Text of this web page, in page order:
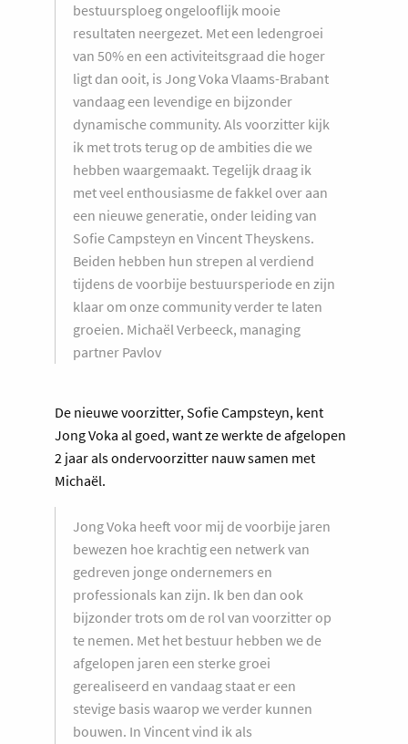
bestuursploeg ongelooflijk mooie
resultaten neergezet. Met een ledengroei
van 50% en een activiteitsgraad die hoger
ligt dan ooit, is Jong Voka Vlaams-Brabant
vandaag een levendige en bijzonder
dynamische community. Als voorzitter kijk
ik met trots terug op de ambities die we
hebben waargemaakt. Tegelijk draag ik
met veel enthousiasme de fakkel over aan
een nieuwe generatie, onder leiding van
Sofie Campsteyn en Vincent Theyskens.
Beiden hebben hun strepen al verdiend
tijdens de voorbije bestuursperiode en zijn
klaar om onze community verder te laten
groeien. Michaël Verbeeck, managing
partner Pavlov
De nieuwe voorzitter, Sofie Campsteyn, kent
Jong Voka al goed, want ze werkte de afgelopen
2 jaar als ondervoorzitter nauw samen met
Michaël.
Jong Voka heeft voor mij de voorbije jaren
bewezen hoe krachtig een netwerk van
gedreven jonge ondernemers en
professionals kan zijn. Ik ben dan ook
bijzonder trots om de rol van voorzitter op
te nemen. Met het bestuur hebben we de
afgelopen jaren een sterke groei
gerealiseerd en vandaag staat er een
stevige basis waarop we verder kunnen
bouwen. In Vincent vind ik als